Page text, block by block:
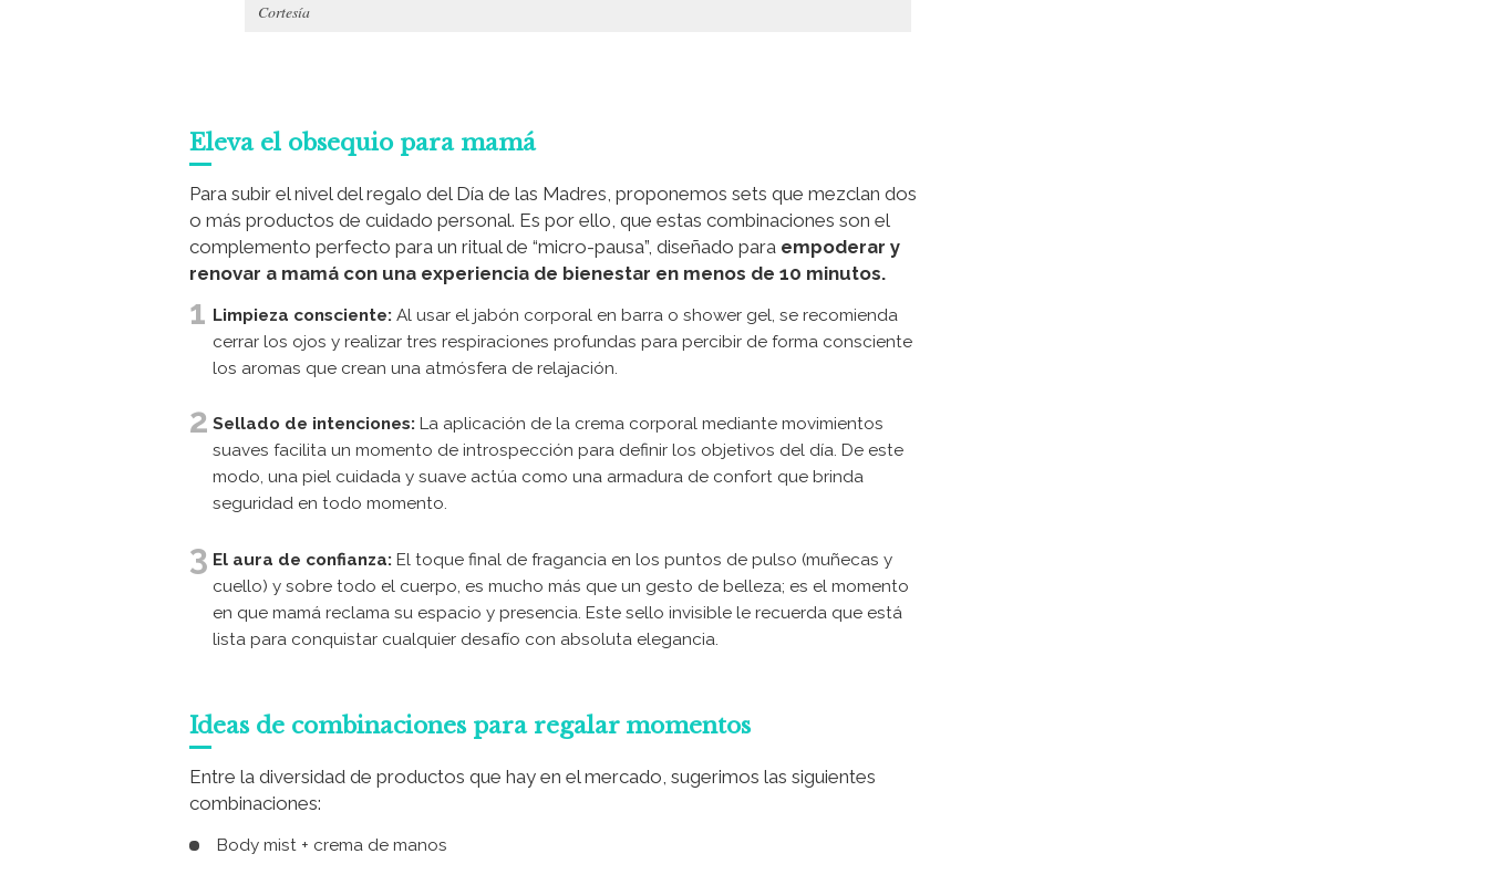
Cortesía
Eleva el obsequio para mamá
Para subir el nivel del regalo del Día de las Madres, proponemos sets que mezclan dos
o más productos de cuidado personal. Es por ello, que estas combinaciones son el
complemento perfecto para un ritual de “micro-pausa”, diseñado para empoderar y
renovar a mamá con una experiencia de bienestar en menos de 10 minutos.
Limpieza consciente: Al usar el jabón corporal en barra o shower gel, se recomienda
cerrar los ojos y realizar tres respiraciones profundas para percibir de forma consciente
los aromas que crean una atmósfera de relajación.
Sellado de intenciones: La aplicación de la crema corporal mediante movimientos
suaves facilita un momento de introspección para definir los objetivos del día. De este
modo, una piel cuidada y suave actúa como una armadura de confort que brinda
seguridad en todo momento.
El aura de confianza: El toque final de fragancia en los puntos de pulso (muñecas y
cuello) y sobre todo el cuerpo, es mucho más que un gesto de belleza; es el momento
en que mamá reclama su espacio y presencia. Este sello invisible le recuerda que está
lista para conquistar cualquier desafío con absoluta elegancia.
Ideas de combinaciones para regalar momentos
Entre la diversidad de productos que hay en el mercado, sugerimos las siguientes
combinaciones:
Body mist + crema de manos